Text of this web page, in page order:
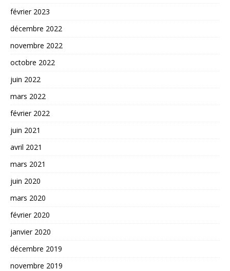
février 2023
décembre 2022
novembre 2022
octobre 2022
juin 2022
mars 2022
février 2022
juin 2021
avril 2021
mars 2021
juin 2020
mars 2020
février 2020
janvier 2020
décembre 2019
novembre 2019